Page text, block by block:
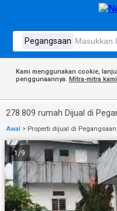
Kami menggunakan cookie,
penggunaannya. Mitra-mitra kami
278.809 rumah Dijual di
Awal > Properti dijual di Pegangsaan
1 /9